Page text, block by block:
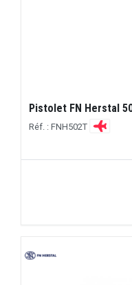
Pistolet FN Herstal
Réf. : FNH502T